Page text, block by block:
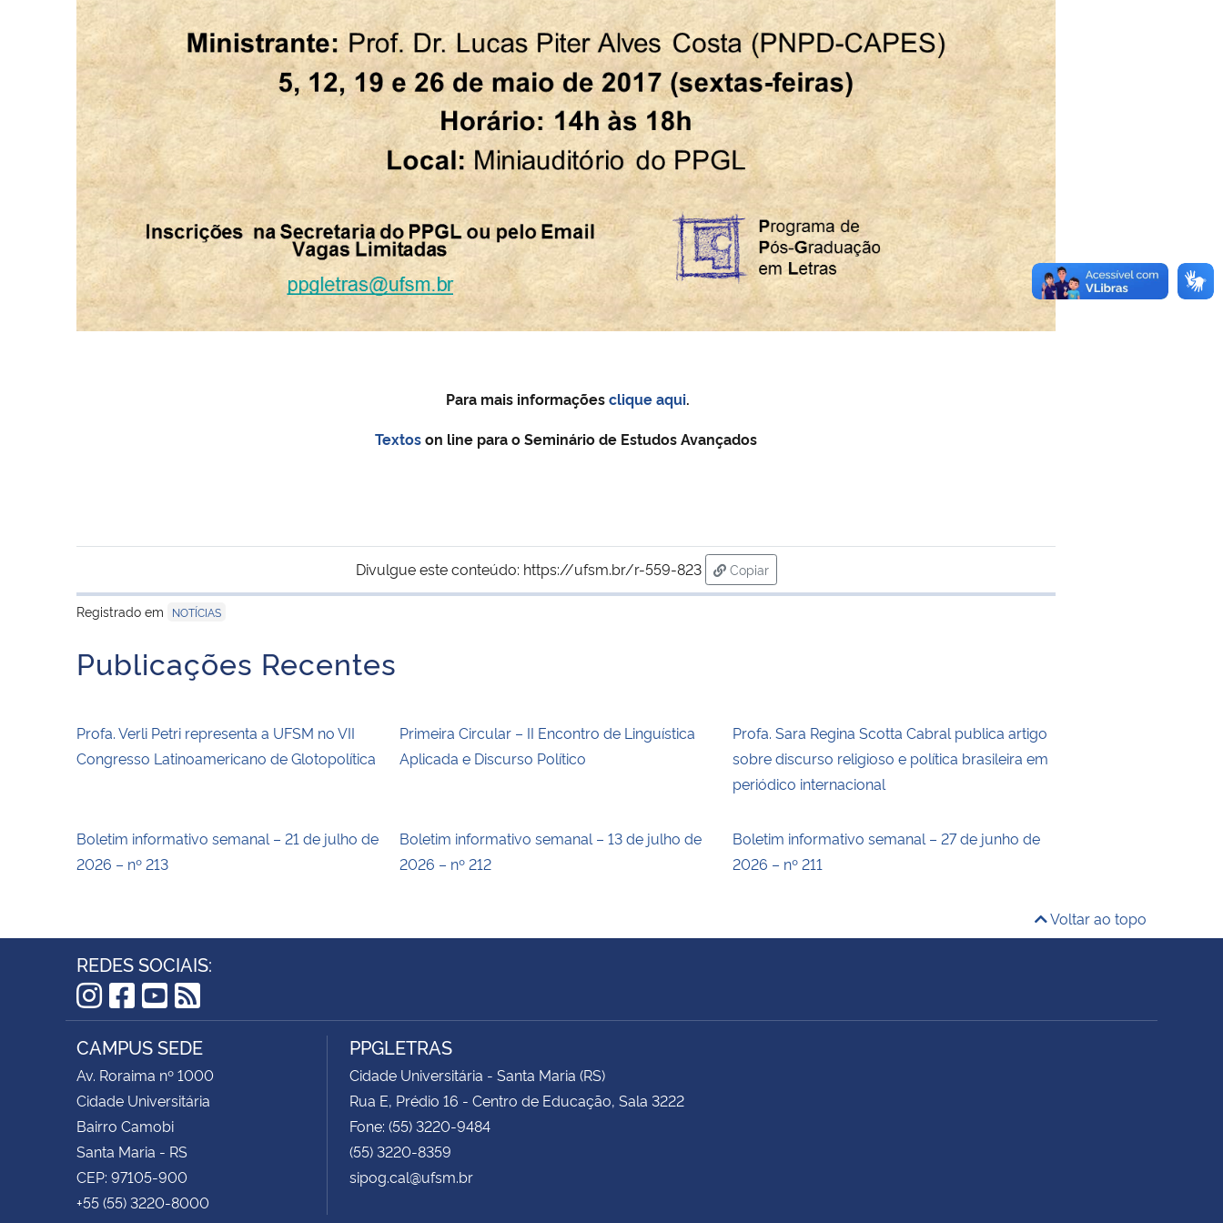
Para mais informaçõesclique aqui.
Textoson line para o Seminário de Estudos Avançados
Divulgue este conteúdo: https://ufsm.br/r-559-823
Copiar
para área de transferência
Registrado em
NOTÍCIAS
Publicações Recentes
Profa. Verli Petri representa a UFSM no VII
Congresso Latinoamericano de Glotopolítica
Primeira Circular – II Encontro de Linguística
Aplicada e Discurso Político
Profa. Sara Regina Scotta Cabral publica artigo
sobre discurso religioso e política brasileira em
periódico internacional
Boletim informativo semanal – 21 de julho de
2026 – nº 213
Boletim informativo semanal – 13 de julho de
2026 – nº 212
Boletim informativo semanal – 27 de junho de
2026 – nº 211
Voltar ao topo
REDES SOCIAIS:
Instagram
Facebook
YouTube
RSS
CAMPUS SEDE
Av. Roraima nº 1000
Cidade Universitária
Bairro Camobi
Santa Maria - RS
CEP: 97105-900
+55 (55) 3220-8000
PPGLETRAS
Cidade Universitária - Santa Maria (RS)
Rua E, Prédio 16 - Centro de Educação, Sala 3222
Fone: (55) 3220-9484
(55) 3220-8359
sipog.cal@ufsm.br